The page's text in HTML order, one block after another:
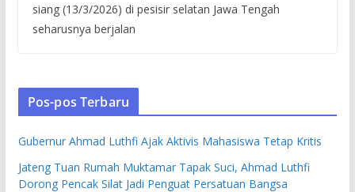
siang (13/3/2026) di pesisir selatan Jawa Tengah
seharusnya berjalan
Pos-pos Terbaru
Gubernur Ahmad Luthfi Ajak Aktivis Mahasiswa Tetap Kritis
Jateng Tuan Rumah Muktamar Tapak Suci, Ahmad Luthfi
Dorong Pencak Silat Jadi Penguat Persatuan Bangsa